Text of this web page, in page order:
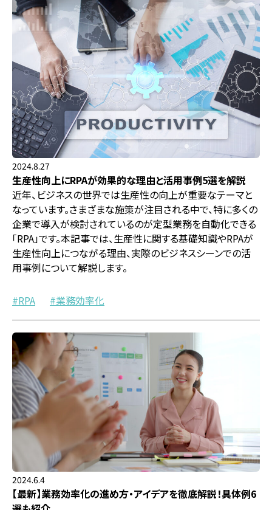
2024.8.27
生産性向上にRPAが効果的な理由と活用事例5選を解説
近年、ビジネスの世界では生産性の向上が重要なテーマと
なっています。さまざまな施策が注目される中で、特に多くの
企業で導入が検討されているのが定型業務を自動化できる
「RPA」です。本記事では、生産性に関する基礎知識やRPAが
生産性向上につながる理由、実際のビジネスシーンでの活
用事例について解説します。
RPA 業務効率化
2024.6.4
【最新】業務効率化の進め方・アイデアを徹底解説！具体例6